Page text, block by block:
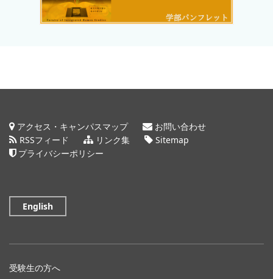
アクセス・キャンパスマップ
お問い合わせ
RSSフィード
リンク集
Sitemap
プライバシーポリシー
English
受験生の方へ